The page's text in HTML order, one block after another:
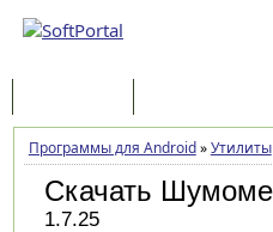
Программы для Android»Утилиты
Скачать
1.7.25